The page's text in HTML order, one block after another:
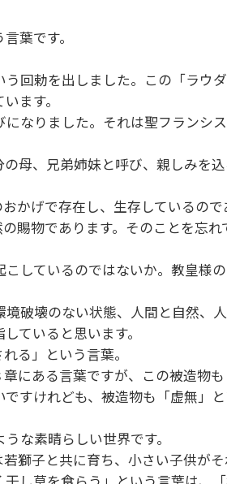
言葉です。
回勅を出しました。この「ラウ
います。
なりました。それは聖フランシ
母、兄弟姉妹と呼び、親しみを
かげで存在し、生存しているの
賜物であります。そのことを忘れ
しているのではないか。教皇様の
破壊のない状態、人間と自然、
していると思います。
れる」という言葉。
にある言葉ですが、この被造物
すけれども、被造物も「虚無」
うな素晴らしい世界です。
獅子と共に育ち、小さい子供が